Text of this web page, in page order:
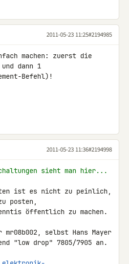
2011-05-23 11:25#2194985
machen: zuerst die
dann 1
Befehl)!
2011-05-23 11:36#2194998
sieht man hier...
ist es nicht zu peinlich,
posten,
öffentlich zu machen.
mr08b002, selbst Hans Mayer
"low drop" 7805/7905 an.